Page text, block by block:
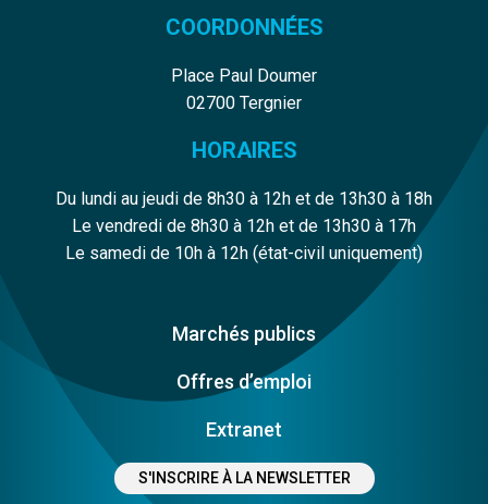
COORDONNÉES
Place Paul Doumer
02700 Tergnier
HORAIRES
Du lundi au jeudi de 8h30 à 12h et de 13h30 à 18h
Le vendredi de 8h30 à 12h et de 13h30 à 17h
Le samedi de 10h à 12h (état-civil uniquement)
Marchés publics
Offres d’emploi
Extranet
S'INSCRIRE À LA NEWSLETTER